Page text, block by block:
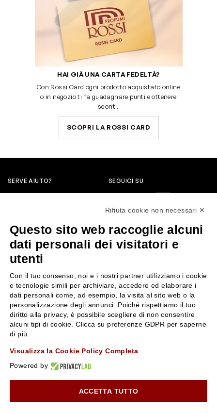
HAI GIÀ UNA CARTA FEDELTÀ?
Con Rossi Card ogni prodotto acquistato online
o in negozio ti fa guadagnare punti e ottenere
sconti.
SCOPRI LA ROSSI CARD
SERVE AIUTO?
servizioclienti@rossiprofumi.it
SEGUICI SU
SERVIZIO CLIENTI
Resi e rimborsi
Pagamenti
Spedizione
Condizioni generali di vendita
Privacy Policy
Chi siamo
Contattaci
Negozi
Attiva la Rossi Card
Lavora con noi
10% di Sconto sul primo ordine!*
Iscriviti alla newsletter e rimani aggiornato con le novità e
le promozioni Rossi Profumi.
Rifiuta cookie non necessari ✕
Questo sito web raccoglie alcuni
dati personali dei visitatori e
utenti
Con il tuo consenso, noi e i nostri partner utilizziamo i cookie
e tecnologie simili per archiviare, accedere ed elaborare i
dati personali come, ad esempio, la visita al sito web o la
personalizzazione degli annunci. Poiché rispettiamo il tuo
diritto alla privacy, è possibile scegliere di non consentire
alcuni tipi di cookie. Clicca su preferenze GDPR per saperne
di più.
Visualizza la Cookie Policy Completa
Powered by
ACCETTA TUTTO